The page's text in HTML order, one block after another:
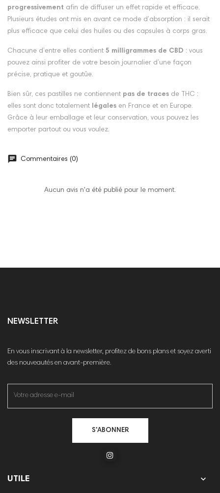
progressivement afin de diffuser un effet rapide et efficace.
Plusieurs études ont mis en avant ce mode d’absorption : il serait
plus efficace que celui des huiles ou des capsules à corps gras.
Chacune d’entre elles contient 5 milligrammes de CBD : vous
pouvez ainsi profiter de votre besoin journalier d’une façon
précise, pratique et goutûe.
Bien sûr, ces pastilles ne contiennent pas de traces de THC :
elles sont donc totalement
légales en France et en Europe.
Grâce à leur emballage et leur conservation, vous pouvez les
emporter partout ou vous voulez.
Commentaires (0)
Aucun avis n'a été publié pour le moment.
NEWSLETTER
En vous inscrivant à la newsletter, profitez de bons plans et soyez averti
des nouveautés en avant-première.
S'ABONNER
UTILE 